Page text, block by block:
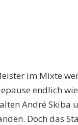
im Mixte
endlich
André Skiba
Doch das